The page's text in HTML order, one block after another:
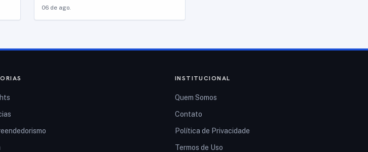
06 de ago.
INSTITUCIONAL
Quem Somos
Contato
Política de Privacidade
Termos de Uso